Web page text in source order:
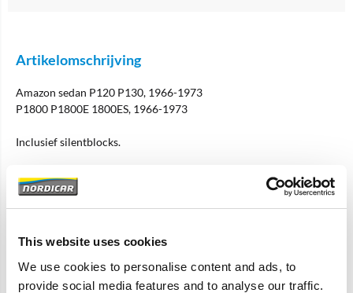
This website uses cookies
We use cookies to personalise content and ads, to
provide social media features and to analyse our traffic.
Artikelomschrijving
Amazon sedan P120 P130, 1966-1973
P1800 P1800E 1800ES, 1966-1973
Inclusief silentblocks.
Specificaties
Merk
Artikelcode 672609